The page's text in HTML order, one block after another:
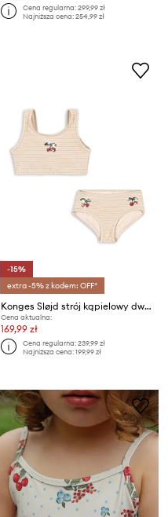
Cena regularna:299,99 zł
Najniższa cena:254,99 zł
-15%
extra -5% z kodem: OFF*
Konges Sløjd strój kąpielowy dwuczęściowy dziecięcy JADE SWIM BIKINI
Cena aktualna:
169,99 zł
Cena regularna:239,99 zł
Najniższa cena:199,99 zł